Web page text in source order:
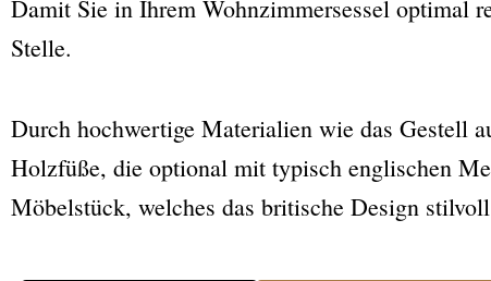
Damit Sie in Ihrem Wohnzimmersessel optimal
Stelle.
Durch hochwertige Materialien wie das Gestell
Holzfüße, die optional mit typisch englischen
Möbelstück, welches das britische Design